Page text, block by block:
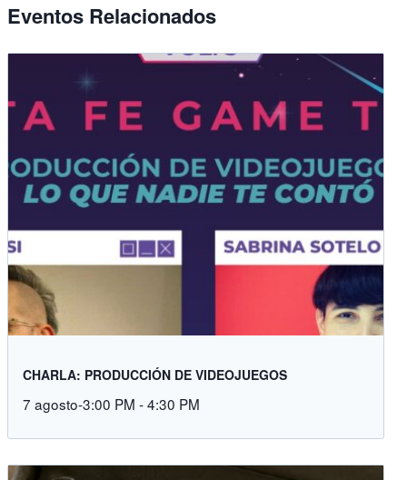
Eventos Relacionados
CHARLA: PRODUCCIÓN DE VIDEOJUEGOS
7 agosto-3:00 PM -4:30 PM